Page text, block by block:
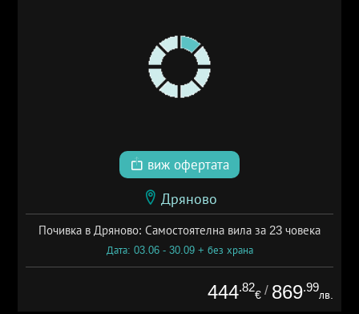
виж офертата
Дряново
Почивка в Дряново: Самостоятелна вила за 23 човека
Дата: 03.06 - 30.09 + без храна
444.82
€ / 869.99
лв.